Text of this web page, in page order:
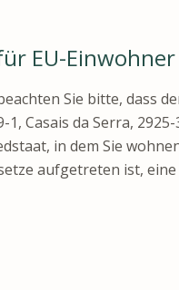
EU-Einwohner
Sie bitte, dass
Casais da Serra,
in dem Sie
aufgetreten ist, eine